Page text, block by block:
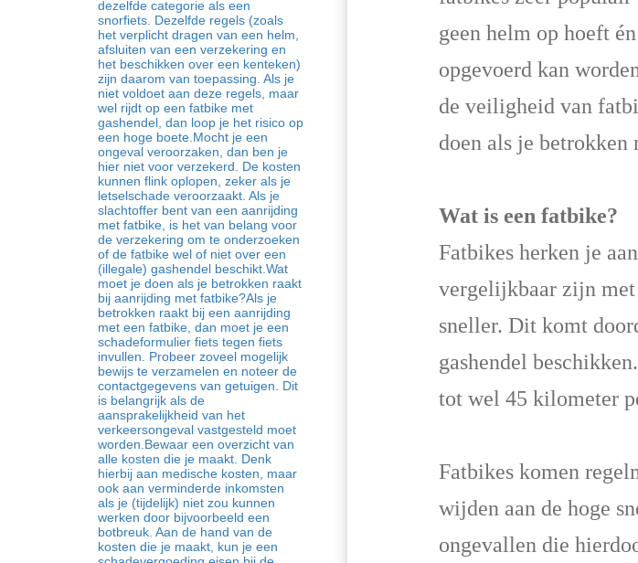
dezelfde categorie als een
snorfiets. Dezelfde regels (zoals
het verplicht dragen van een helm,
afsluiten van een verzekering en
het beschikken over een kenteken)
zijn daarom van toepassing. Als je
niet voldoet aan deze regels, maar
wel rijdt op een fatbike met
gashendel, dan loop je het risico op
een hoge boete.Mocht je een
ongeval veroorzaken, dan ben je
hier niet voor verzekerd. De kosten
kunnen flink oplopen, zeker als je
letselschade veroorzaakt. Als je
slachtoffer bent van een aanrijding
met fatbike, is het van belang voor
de verzekering om te onderzoeken
of de fatbike wel of niet over een
(illegale) gashendel beschikt.Wat
moet je doen als je betrokken raakt
bij aanrijding met fatbike?Als je
betrokken raakt bij een aanrijding
met een fatbike, dan moet je een
schadeformulier fiets tegen fiets
invullen. Probeer zoveel mogelijk
bewijs te verzamelen en noteer de
contactgegevens van getuigen. Dit
is belangrijk als de
aansprakelijkheid van het
verkeersongeval vastgesteld moet
worden.Bewaar een overzicht van
alle kosten die je maakt. Denk
hierbij aan medische kosten, maar
ook aan verminderde inkomsten
als je (tijdelijk) niet zou kunnen
werken door bijvoorbeeld een
botbreuk. Aan de hand van de
kosten die je maakt, kun je een
geen helm op hoeft
opgevoerd kan
de veiligheid van
doen als je
Wat is een fatbike?
Fatbikes herken je
vergelijkbaar zijn met
sneller. Dit komt
gashendel
tot wel 45 kilometer
Fatbikes komen
wijden aan de hoge
ongevallen die